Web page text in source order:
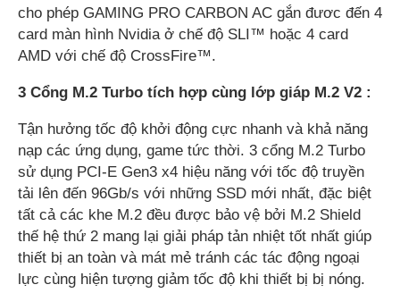
cho phép GAMING PRO CARBON AC gắn đươc đến 4
card màn hình Nvidia ở chế độ SLI™ hoặc 4 card
AMD với chế độ CrossFire™.
3 Cổng M.2 Turbo tích hợp cùng lớp giáp M.2 V2 :
Tận hưởng tốc độ khởi động cực nhanh và khả năng
nạp các ứng dụng, game tức thời. 3 cổng M.2 Turbo
sử dụng PCI-E Gen3 x4 hiệu năng với tốc độ truyền
tải lên đến 96Gb/s với những SSD mới nhất, đặc biệt
tất cả các khe M.2 đều được bảo vệ bởi M.2 Shield
thế hệ thứ 2 mang lại giải pháp tản nhiệt tốt nhất giúp
thiết bị an toàn và mát mẻ tránh các tác động ngoại
lực cùng hiện tượng giảm tốc độ khi thiết bị bị nóng.